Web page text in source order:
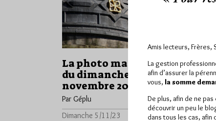
La photo maçonnique
du dimanche 5
novembre 2023
Par Géplu
Dimanche 5/11/23
Lu 2341 fois
Le
Par
Mardi
Amis lecteurs, Frères,
La gestion
afin d’assurer la
vous, la somme
De plus, afin de ne
découvrir un peu le
dans tous les cas,